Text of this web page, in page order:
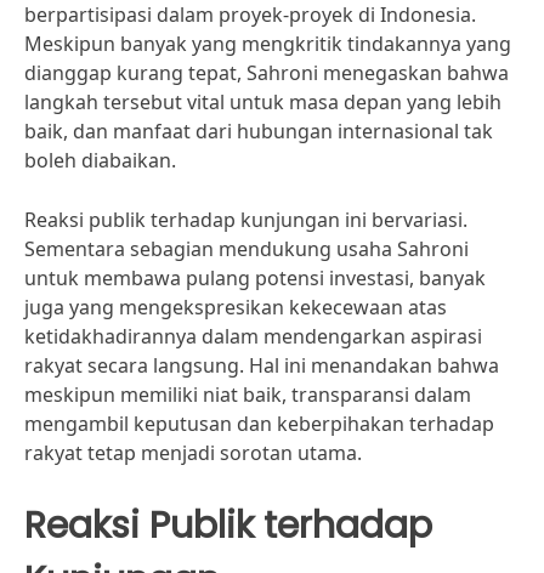
berpartisipasi dalam proyek-proyek di Indonesia.
Meskipun banyak yang mengkritik tindakannya yang
dianggap kurang tepat, Sahroni menegaskan bahwa
langkah tersebut vital untuk masa depan yang lebih
baik, dan manfaat dari hubungan internasional tak
boleh diabaikan.
Reaksi publik terhadap kunjungan ini bervariasi.
Sementara sebagian mendukung usaha Sahroni
untuk membawa pulang potensi investasi, banyak
juga yang mengekspresikan kekecewaan atas
ketidakhadirannya dalam mendengarkan aspirasi
rakyat secara langsung. Hal ini menandakan bahwa
meskipun memiliki niat baik, transparansi dalam
mengambil keputusan dan keberpihakan terhadap
rakyat tetap menjadi sorotan utama.
Reaksi Publik terhadap